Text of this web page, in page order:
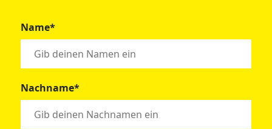
Name*
Nachname*